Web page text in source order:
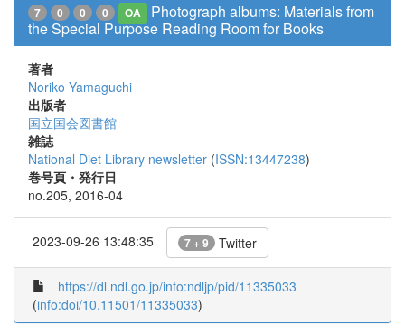
7 0 0 0 OA
Photograph albums: Materials from
the Special Purpose Reading Room for Books
著者
Noriko Yamaguchi
出版者
国立国会図書館
雑誌
National Diet Library newsletter (ISSN:13447238)
巻号頁・発行日
no.205, 2016-04
2023-09-26 13:48:35 7 + 9 Twitter
https://dl.ndl.go.jp/info:ndljp/pid/11335033
(info:doi/10.11501/11335033)